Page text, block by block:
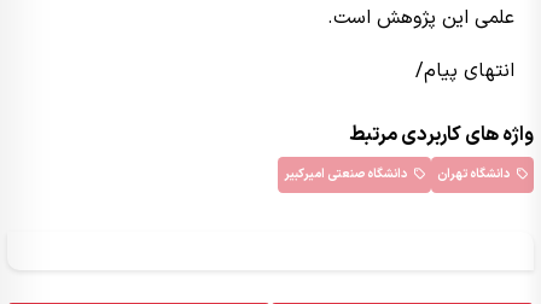
علمی این پژوهش است.
انتهای پیام/
واژه های کاربردی مرتبط
دانشگاه تهران دانشگاه صنعتی امیرکبیر